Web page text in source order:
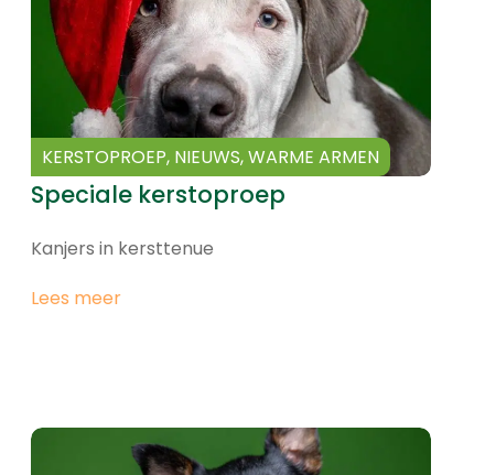
KERSTOPROEP, NIEUWS,WARME ARMEN
Speciale kerstoproep
Kanjers in kersttenue
Lees meer